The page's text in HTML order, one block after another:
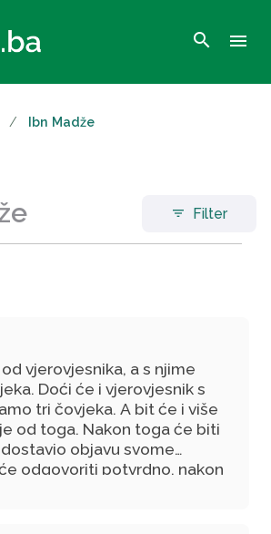
search menu
/ Ibn Madže
filter_list Filter
vjerovjesnika, a s njime
Doći će i vjerovjesnik s
tri čovjeka. A bit će i više
od toga. Nakon toga će biti
objavu svome
odgovoriti potvrdno, nakon
pozvati njegov narod i